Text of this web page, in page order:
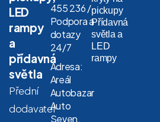
LED
rampy
a
přídavná
světla
Přední
dodavatel
455 236 /
Podpora a
dotazy
24/7
Adresa:
Areál
Autobazar
Auto
Seven,
pickupy
Přídavná
světla a
LED
rampy